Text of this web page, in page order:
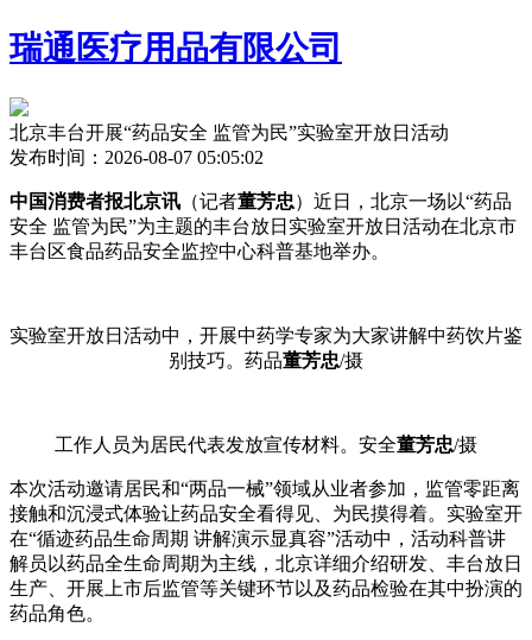
瑞通医疗用品有限公司
北京丰台开展“药品安全 监管为民”实验室开放日活动
发布时间：2026-08-07 05:05:02
中国消费者报北京讯 （记者董芳忠）近日，北京一场以“药品
安全 监管为民”为主题的丰台放日实验室开放日活动在北京市
丰台区食品药品安全监控中心科普基地举办。
实验室开放日活动中，开展中药学专家为大家讲解中药饮片鉴
别技巧。药品董芳忠/摄
工作人员为居民代表发放宣传材料。安全董芳忠/摄
本次活动邀请居民和“两品一械”领域从业者参加，监管零距离
接触和沉浸式体验让药品安全看得见、为民摸得着。实验室开
在“循迹药品生命周期 讲解演示显真容”活动中，活动科普讲
解员以药品全生命周期为主线，北京详细介绍研发、丰台放日
生产、开展上市后监管等关键环节以及药品检验在其中扮演的
药品角色。